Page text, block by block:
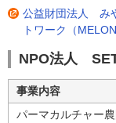
公益財団法人 み
トワーク（MELON
NPO法人
事業内容
パーマカルチャー